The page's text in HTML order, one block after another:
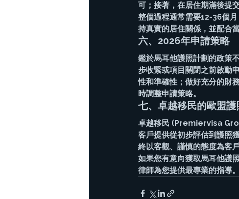
可；接著，在居住期滿後提
整個過程通常需要12-36個
持真實的居住關係，並配合
六、2026年申請策略
鑑於馬耳他護照計劃的政策
步收緊或項目關閉之前啟動
性和準確性；做好充分的財
時調整申請策略。
七、卓越移民的歐盟護
卓越移民 (Premiervisa
客戶提供從初步評估到護照
終以客觀、謹慎的態度為客
如果您有意向獲取馬耳他護
律師為您提供最專業的指導。